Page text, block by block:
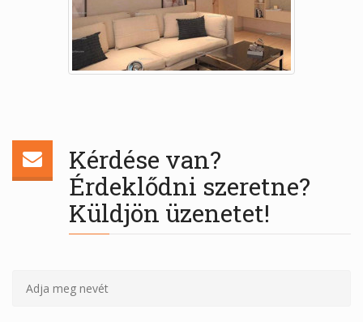
Kérdése van?
Érdeklődni szeretne?
Küldjön üzenetet!